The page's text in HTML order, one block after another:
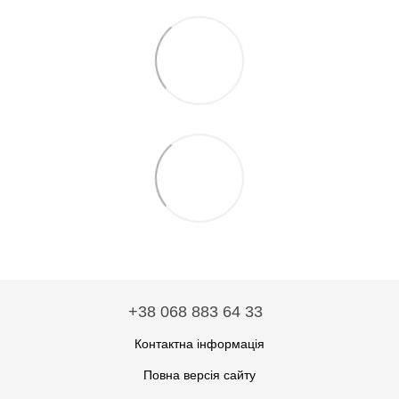
+38 068 883 64 33
Контактна інформація
Повна версія сайту